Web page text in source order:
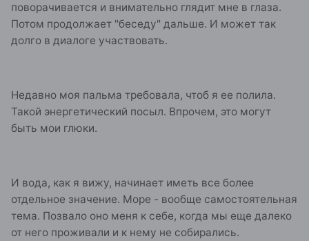
поворачивается и внимательно глядит мне в глаза.
Потом продолжает "беседу" дальше. И может так
долго в диалоге участвовать.
Недавно моя пальма требовала, чтоб я ее полила.
Такой энергетический посыл. Впрочем, это могут
быть мои глюки.
И вода, как я вижу, начинает иметь все более
отдельное значение. Море - вообще самостоятельная
тема. Позвало оно меня к себе, когда мы еще далеко
от него проживали и к нему не собирались.